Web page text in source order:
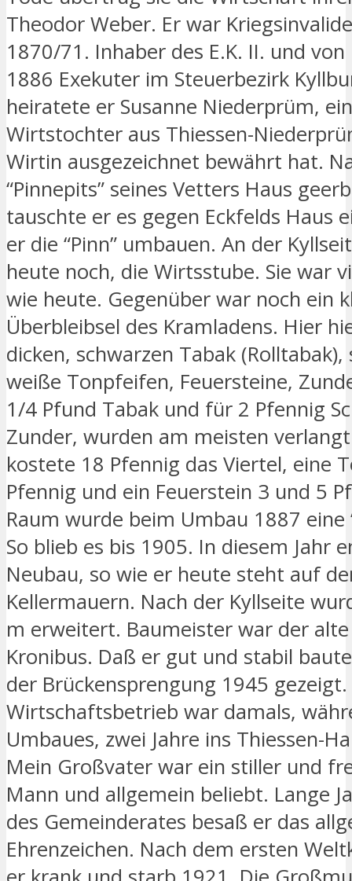
Theodor Weber. Er war
1870/71. Inhaber des E.K. II. und
1886 Exekuter im Steuerbezirk
heiratete er Susanne Niederprüm,
Wirtstochter aus Thiessen-
Wirtin ausgezeichnet bewährt hat.
“Pinnepits” seines Vetters Haus
tauschte er es gegen Eckfelds Haus
er die “Pinn” umbauen. An der
heute noch, die Wirtsstube. Sie war
wie heute. Gegenüber war noch ein
Überbleibsel des Kramladens. Hier
dicken, schwarzen Tabak
weiße Tonpfeifen, Feuersteine,
1/4 Pfund Tabak und für 2 Pfennig
Zunder, wurden am meisten
kostete 18 Pfennig das Viertel, eine
Pfennig und ein Feuerstein 3 und 5
Raum wurde beim Umbau 1887 eine
So blieb es bis 1905. In diesem Jahr
Neubau, so wie er heute steht auf
Kellermauern. Nach der Kyllseite
m erweitert. Baumeister war der
Kronibus. Daß er gut und stabil
der Brückensprengung 1945
Wirtschaftsbetrieb war damals,
Umbaues, zwei Jahre ins Thiessen-
Mein Großvater war ein stiller und
Mann und allgemein beliebt. Lange
des Gemeinderates besaß er das
Ehrenzeichen. Nach dem ersten